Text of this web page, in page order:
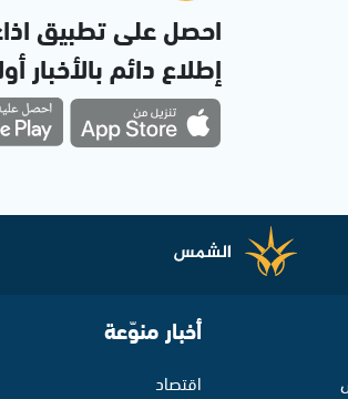
احصل على تطبيق
إطلاع دائم بالأخبار
أخبار منوّعة
اقتصاد